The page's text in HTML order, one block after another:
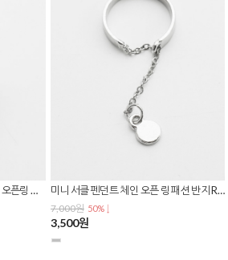
유니크 해골 왕 반지 빈티지 실버 오픈링 남녀공용 스트릿 힙합 엔틱 스컬 링 R-0165 미니 서클 펜던트 체인 오픈 링 패션 반지 R-0163
7,000원 50% ↓
3,500원